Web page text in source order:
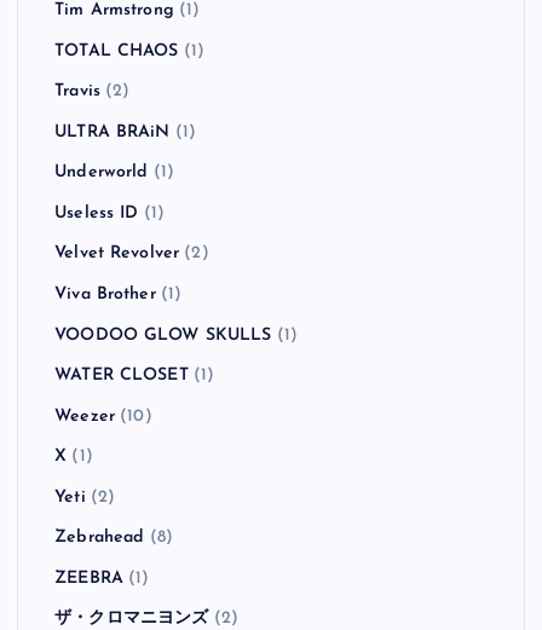
Tim Armstrong (1)
TOTAL CHAOS (1)
Travis(2)
ULTRA BRAiN (1)
Underworld (1)
Useless ID (1)
Velvet Revolver (2)
Viva Brother(1)
VOODOO GLOW SKULLS (1)
WATER CLOSET(1)
Weezer(10)
X (1)
Yeti (2)
Zebrahead (8)
ZEEBRA(1)
ザ・クロマニヨンズ (2)